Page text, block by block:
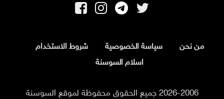
من نحن سياسة الخصوصية
شروط الاستخدام
اسلام السوسنة
2026-2006 جميع الحقوق محفوظة لموقع السوسنة